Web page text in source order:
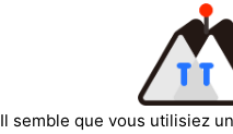
Il semble que vous utilisiez